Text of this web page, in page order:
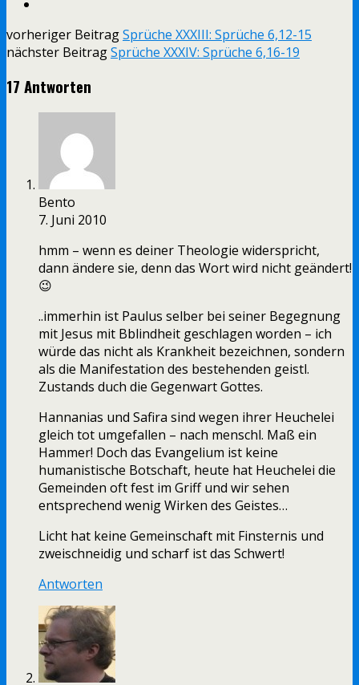
vorheriger BeitragSprüche XXXIII: Sprüche 6,12-15
nächster BeitragSprüche XXXIV: Sprüche 6,16-19
17 Antworten
Bento
7. Juni 2010
hmm – wenn es deiner Theologie widerspricht,
dann ändere sie, denn das Wort wird nicht geändert!
😉
..immerhin ist Paulus selber bei seiner Begegnung
mit Jesus mit Bblindheit geschlagen worden – ich
würde das nicht als Krankheit bezeichnen, sondern
als die Manifestation des bestehenden geistl.
Zustands duch die Gegenwart Gottes.
Hannanias und Safira sind wegen ihrer Heuchelei
gleich tot umgefallen – nach menschl. Maß ein
Hammer! Doch das Evangelium ist keine
humanistische Botschaft, heute hat Heuchelei die
Gemeinden oft fest im Griff und wir sehen
entsprechend wenig Wirken des Geistes…
Licht hat keine Gemeinschaft mit Finsternis und
zweischneidig und scharf ist das Schwert!
Antworten